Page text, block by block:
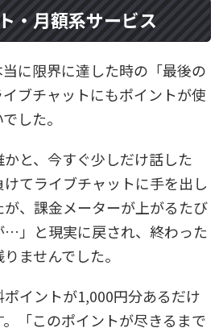
・月額系サービス
に限界に達した時の「最後の
ブチャットにもポイントが使
した。
かと、今すぐ少しだけ話した
てライブチャットに手を出し
、課金メーターが上がるたび
…」と現実に戻され、終わった
ませんでした。
イントが1,000円分あるだけ
「このポイントが尽きるまで